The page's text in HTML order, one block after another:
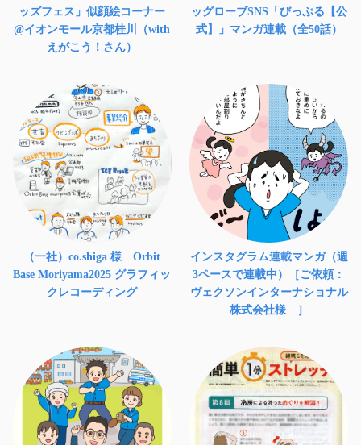
ッズフェス」似顔絵コーナー
@イオンモール京都桂川（with
えがこう！さん）
ッグローブSNS「びっぷる【公
式】」マンガ連載（全50話）
（一社）co.shiga 様 Orbit
Base Moriyama2025 グラフィッ
クレコーディング
インスタグラム連載マンガ（週
3ペースで連載中）［ご依頼：
ヴェクソンインターナショナル
株式会社様 ］